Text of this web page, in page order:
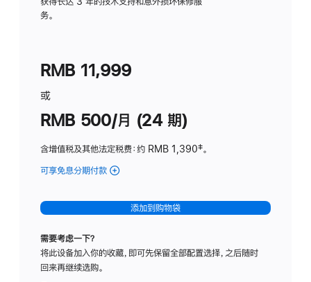
务。
RMB 11,999
或
RMB 500/月 (24 期)
含增值税及其他法定税费：约 RMB 1,390脚
‡。
可享免息分期付款 (Studio
-
标
璃
添加到购物袋
需要考虑一下？
将此设备加入你的收藏，即可先保留全部配置选择，之后随时
回来再继续选购。